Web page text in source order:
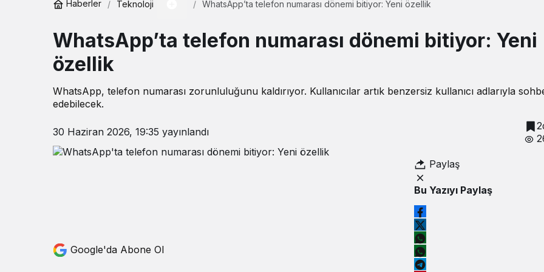
Haberler Teknoloji WhatsApp’ta telefon numarası dönemi bitiyor: Yeni özellik
WhatsApp’ta telefon numarası dönemi bitiyor: Yeni
özellik
WhatsApp, telefon numarası zorunluluğunu kaldırıyor. Kullanıcılar artık benzersiz kullanıcı adlarıyla
edebilecek.
30 Haziran 2026, 19:35 yayınlandı
Google'da Abone Ol
Paylaş
Bu Yazıyı Paylaş